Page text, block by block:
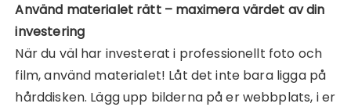
Använd materialet rätt – maximera värdet av din
investering
När du väl har investerat i professionellt foto och
film, använd materialet! Låt det inte bara ligga på
hårddisken. Lägg upp bilderna på er webbplats, i er